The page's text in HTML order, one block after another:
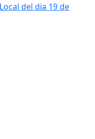
del dia 19 de